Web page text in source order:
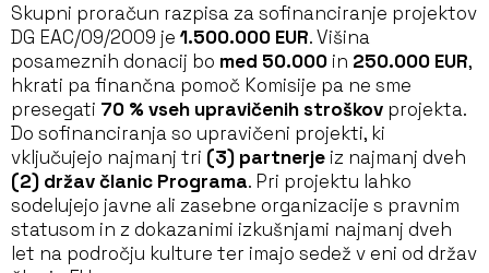
Skupni proračun razpisa za sofinanciranje projektov
DG EAC/09/2009 je 1.500.000 EUR. Višina
posameznih donacij bo med 50.000 in 250.000 EUR,
hkrati pa finančna pomoč Komisije pa ne sme
presegati 70 % vseh upravičenih stroškov projekta.
Do sofinanciranja so upravičeni projekti, ki
vključujejo najmanj tri (3) partnerje iz najmanj dveh
(2) držav članic Programa. Pri projektu lahko
sodelujejo javne ali zasebne organizacije s pravnim
statusom in z dokazanimi izkušnjami najmanj dveh
let na področju kulture ter imajo sedež v eni od držav